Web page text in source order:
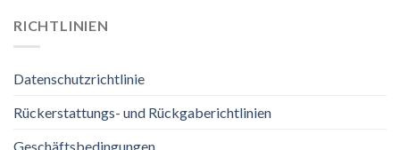
RICHTLINIEN
Datenschutzrichtlinie
Rückerstattungs- und Rückgaberichtlinien
Geschäftsbedingungen